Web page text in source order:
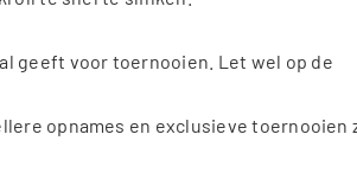
geeft voor toernooien. Let wel op de
opnames en exclusieve toernooien